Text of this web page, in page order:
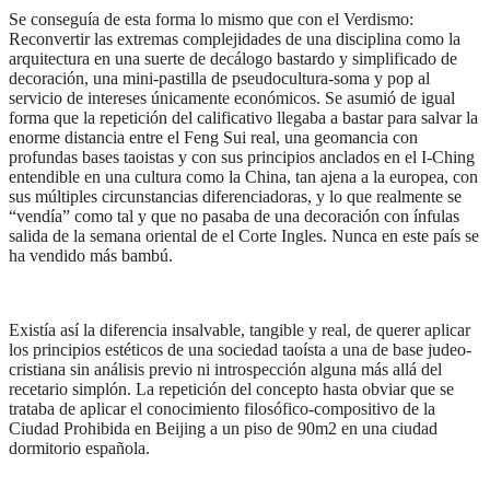
Se conseguía de esta forma lo mismo que con el Verdismo:
Reconvertir las extremas complejidades de una disciplina como la
arquitectura en una suerte de decálogo bastardo y simplificado de
decoración, una mini-pastilla de pseudocultura-soma y pop al
servicio de intereses únicamente económicos. Se asumió de igual
forma que la repetición del calificativo llegaba a bastar para salvar la
enorme distancia entre el Feng Sui real, una geomancia con
profundas bases taoistas y con sus principios anclados en el I-Ching
entendible en una cultura como la China, tan ajena a la europea, con
sus múltiples circunstancias diferenciadoras, y lo que realmente se
“vendía” como tal y que no pasaba de una decoración con ínfulas
salida de la semana oriental de el Corte Ingles. Nunca en este país se
ha vendido más bambú.
Existía así la diferencia insalvable, tangible y real, de querer aplicar
los principios estéticos de una sociedad taoísta a una de base judeo-
cristiana sin análisis previo ni introspección alguna más allá del
recetario simplón. La repetición del concepto hasta obviar que se
trataba de aplicar el conocimiento filosófico-compositivo de la
Ciudad Prohibida en Beijing a un piso de 90m2 en una ciudad
dormitorio española.